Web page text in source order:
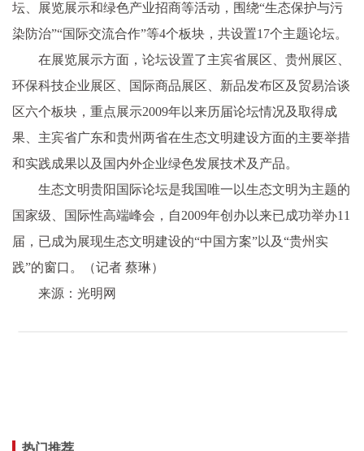
坛、展览展示和绿色产业招商等活动，围绕“生态保护与污
染防治”“国际交流合作”等4个板块，共设置17个主题论坛。
在展览展示方面，论坛设置了主宾省展区、贵州展区、
环保科技企业展区、国际商品展区、新品发布区及贸易洽谈
区六个板块，重点展示2009年以来历届论坛情况及取得成
果、主宾省广东和贵州两省在生态文明建设方面的主要举措
和实践成果以及国内外企业绿色发展技术及产品。
生态文明贵阳国际论坛是我国唯一以生态文明为主题的
国家级、国际性高端峰会，自2009年创办以来已成功举办11
届，已成为展现生态文明建设的“中国方案”以及“贵州实
践”的窗口。（记者 蔡琳）
来源：光明网
热门推荐